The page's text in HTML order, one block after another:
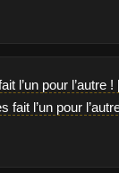
l’un pour l’autre
fait l’un pour